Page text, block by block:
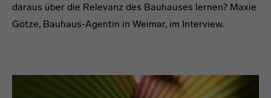
daraus über die Relevanz des Bauhauses lernen? Maxie
Götze, Bauhaus-Agentin in Weimar, im Interview.